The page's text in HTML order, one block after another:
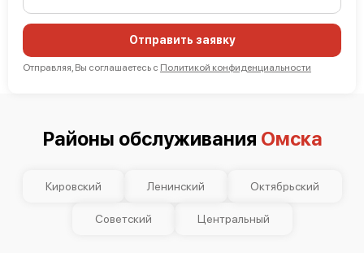
Отправить заявку
Отправляя, Вы соглашаетесь с Политикой конфиденциальности
Районы обслуживания Омска
Кировский Ленинский Октябрьский
Советский Центральный